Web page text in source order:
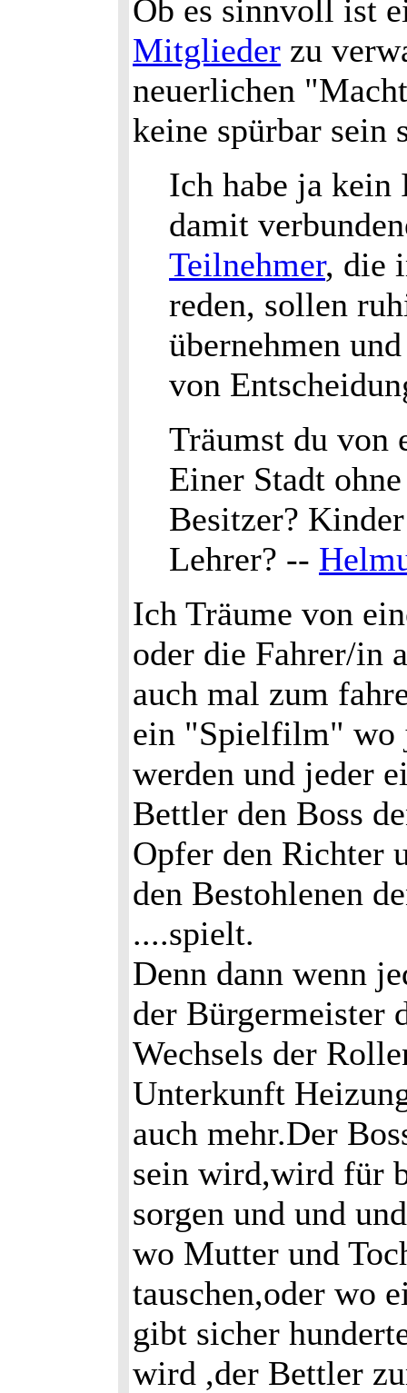
Ob es sinnvoll ist
Mitglieder zu
neuerlichen
keine spürbar sein
Ich habe ja kein
damit
Teilnehmer, die
reden, sollen
übernehmen
von
Träumst du von
Einer Stadt
Besitzer?
Lehrer? --
Ich Träume von
oder die Fahrer/in
auch mal zum
ein "Spielfilm" wo
werden und jeder
Bettler den Boss
Opfer den Richter
den Bestohlenen
....spielt.
Denn dann wenn
der Bürgermeister
Wechsels der
Unterkunft
auch mehr.Der
sein wird,wird für
sorgen und und
wo Mutter und
tauschen,oder wo
gibt sicher
wird ,der Bettler